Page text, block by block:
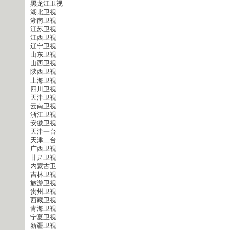
黑龙江卫视
湖北卫视
湖南卫视
江苏卫视
江西卫视
辽宁卫视
山东卫视
山西卫视
陕西卫视
上海卫视
四川卫视
天津卫视
云南卫视
浙江卫视
安徽卫视
天津一台
天津二台
广西卫视
甘肃卫视
内蒙古卫
吉林卫视
旅游卫视
贵州卫视
西藏卫视
青海卫视
宁夏卫视
新疆卫视